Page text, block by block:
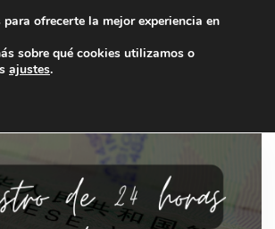
llevaos un total de 75€ de descuento.
ofrecerte la mejor experiencia en
sobre qué cookies utilizamos o
ajustes.